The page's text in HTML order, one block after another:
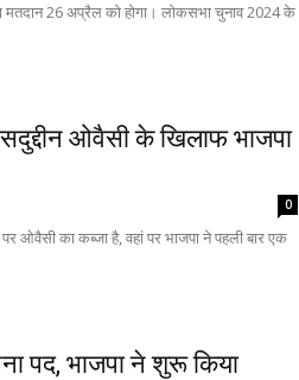
26 अप्रैल को होगा। लोकसभा चुनाव 2024 के
ओवैसी के खिलाफ भाजपा
0
ओवैसी का कब्जा है, वहां पर भाजपा ने पहली बार एक
पद, भाजपा ने शुरू किया